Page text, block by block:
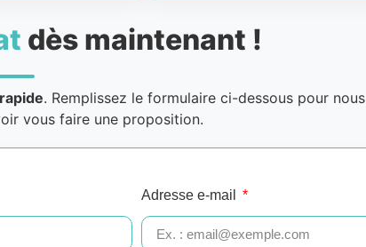
dès maintenant !
. Remplissez le formulaire ci-dessous pour nous
vous faire une proposition.
Adresse e-mail